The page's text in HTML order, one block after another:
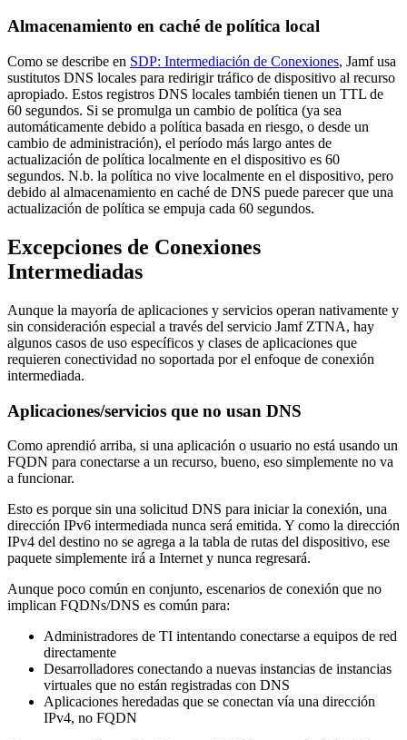
Almacenamiento en caché de política local
Como se describe en SDP: Intermediación de Conexiones, Jamf usa
sustitutos DNS locales para redirigir tráfico de dispositivo al recurso
apropiado. Estos registros DNS locales también tienen un TTL de
60 segundos. Si se promulga un cambio de política (ya sea
automáticamente debido a política basada en riesgo, o desde un
cambio de administración), el período más largo antes de
actualización de política localmente en el dispositivo es 60
segundos. N.b. la política no vive localmente en el dispositivo, pero
debido al almacenamiento en caché de DNS puede parecer que una
actualización de política se empuja cada 60 segundos.
Excepciones de Conexiones
Intermediadas
Aunque la mayoría de aplicaciones y servicios operan nativamente y
sin consideración especial a través del servicio Jamf ZTNA, hay
algunos casos de uso específicos y clases de aplicaciones que
requieren conectividad no soportada por el enfoque de conexión
intermediada.
Aplicaciones/servicios que no usan DNS
Como aprendió arriba, si una aplicación o usuario no está usando un
FQDN para conectarse a un recurso, bueno, eso simplemente no va
a funcionar.
Esto es porque sin una solicitud DNS para iniciar la conexión, una
dirección IPv6 intermediada nunca será emitida. Y como la dirección
IPv4 del destino no se agrega a la tabla de rutas del dispositivo, ese
paquete simplemente irá a Internet y nunca regresará.
Aunque poco común en conjunto, escenarios de conexión que no
implican FQDNs/DNS es común para:
Administradores de TI intentando conectarse a equipos de red
directamente
Desarrolladores conectando a nuevas instancias de instancias
virtuales que no están registradas con DNS
Aplicaciones heredadas que se conectan vía una dirección
IPv4, no FQDN